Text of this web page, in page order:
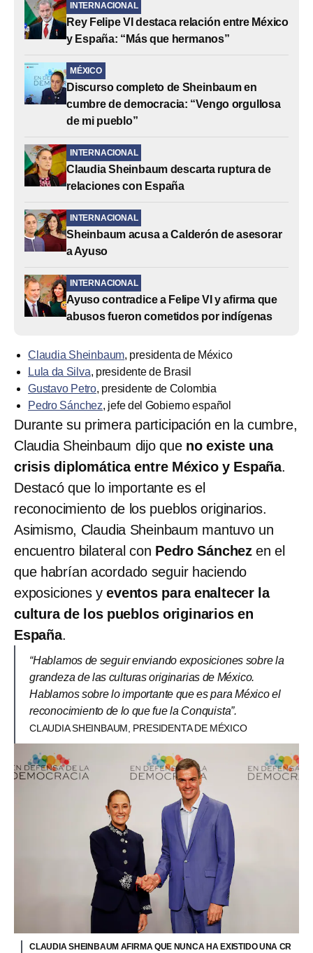
INTERNACIONAL
Rey Felipe VI destaca relación entre México
y España: “Más que hermanos”
MÉXICO
Discurso completo de Sheinbaum en
cumbre de democracia: “Vengo orgullosa
de mi pueblo”
INTERNACIONAL
Claudia Sheinbaum descarta ruptura de
relaciones con España
INTERNACIONAL
Sheinbaum acusa a Calderón de asesorar
a Ayuso
INTERNACIONAL
Ayuso contradice a Felipe VI y afirma que
abusos fueron cometidos por indígenas
Claudia Sheinbaum, presidenta de México
Lula da Silva, presidente de Brasil
Gustavo Petro, presidente de Colombia
Pedro Sánchez, jefe del Gobierno español
Durante su primera participación en la cumbre,
Claudia Sheinbaum dijo que no existe una
crisis diplomática entre México y España.
Destacó que lo importante es el
reconocimiento de los pueblos originarios.
Asimismo, Claudia Sheinbaum mantuvo un
encuentro bilateral con Pedro Sánchez en el
que habrían acordado seguir haciendo
exposiciones yeventos para enaltecer la
cultura de los pueblos originarios en
España.
“Hablamos de seguir enviando exposiciones sobre la
grandeza de las culturas originarias de México.
Hablamos sobre lo importante que es para México el
reconocimiento de lo que fue la Conquista”.
CLAUDIA SHEINBAUM, PRESIDENTA DE MÉXICO
CLAUDIA SHEINBAUM AFIRMA QUE NUNCA HA EXISTIDO UNA CR